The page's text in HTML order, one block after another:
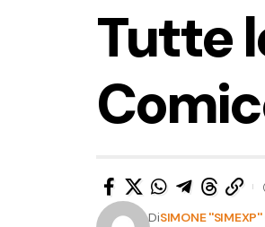
Tutte
DiSIMONE